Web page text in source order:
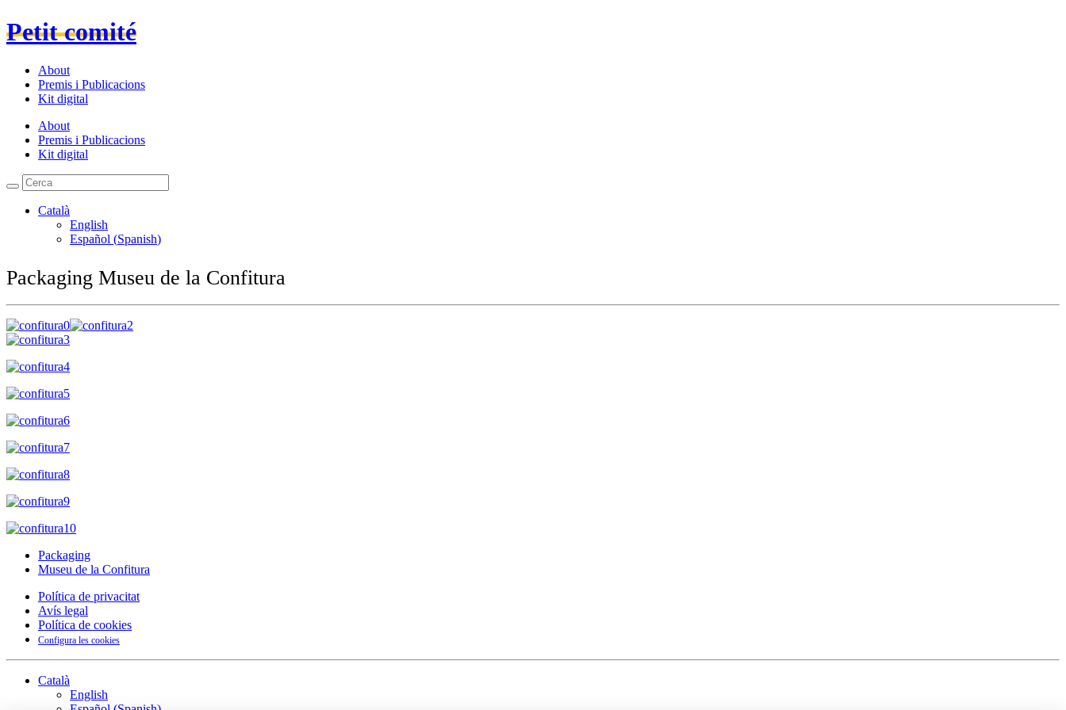
Petit comité
About
Premis i Publicacions
Kit digital
About
Premis i Publicacions
Kit digital
Català
English
Español (Spanish)
Packaging Museu de la Confitura
Packaging
Museu de la Confitura
Política de privacitat
Avís legal
Política de cookies
Configura les cookies
Català
English